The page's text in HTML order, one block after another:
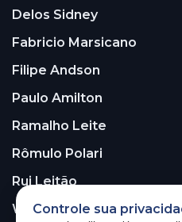
Delos Sidney
Fabricio Marsicano
Filipe Andson
Paulo Amilton
Ramalho Leite
Rômulo Polari
Rui Leitão
Walter Santos
Controle sua